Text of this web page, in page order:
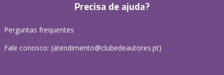
Precisa de ajuda?
Perguntas frequentes
Fale conosco: (atendimento@clubedeautores.pt)